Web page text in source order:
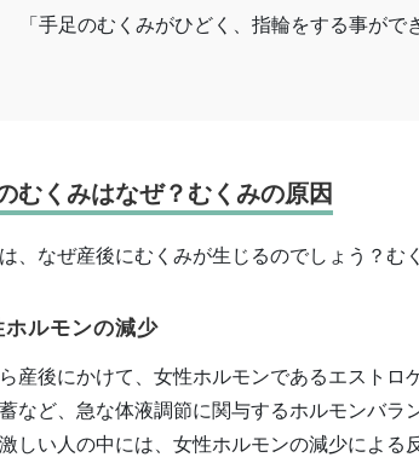
「手足のむくみがひどく、指輪をする事が
むくみはなぜ？むくみの原因
、なぜ産後にむくみが生じるのでしょう？む
ホルモンの減少
産後にかけて、女性ホルモンであるエスト
など、急な体液調節に関与するホルモンバラ
しい人の中には、女性ホルモンの減少による